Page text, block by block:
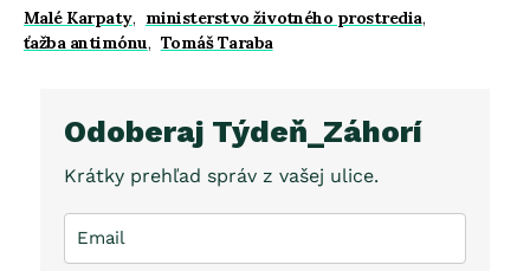
Malé Karpaty, ministerstvo životného prostredia,
ťažba antimónu, Tomáš Taraba
Odoberaj Týdeň_Záhorí
Krátky prehľad správ z vašej ulice.